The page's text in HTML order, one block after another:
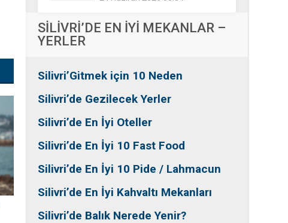
Tansu Bayrakdar-Biz diyoruz
ki
Ersin Özalp-Gerçekler
Silivri’de Uluslararası Halk
Yapılıyor?
SİLİVRİ’DE EN İYİ MEKANLAR –
YERLER
Silivri’Gitmek için 10 Neden
Silivri’de Gezilecek Yerler
Silivri’de En İyi Oteller
Silivri’de En İyi 10 Fast Food
Silivri’de En İyi 10 Pide / Lahmacun
Silivri’de En İyi Kahvaltı Mekanları
Silivri’de Balık Nerede Yenir?